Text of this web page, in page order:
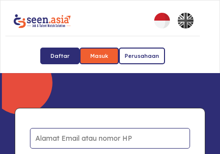
Daftar Masuk Perusahaan